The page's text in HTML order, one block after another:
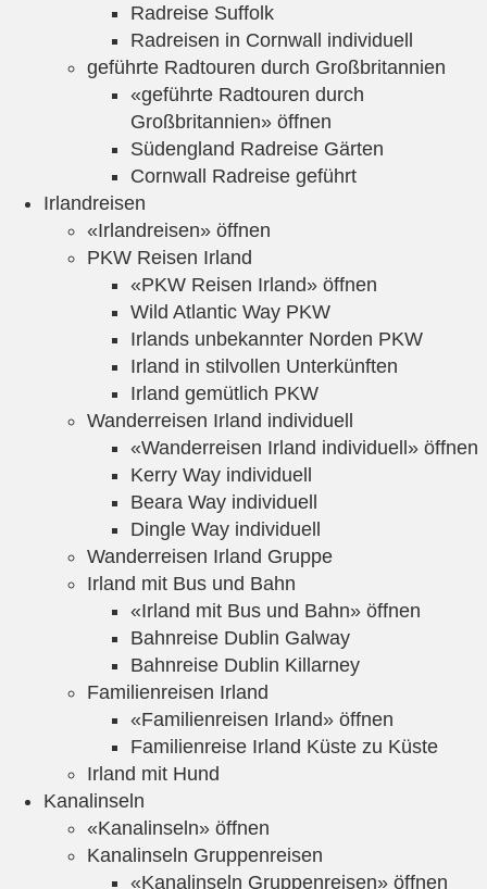
Radreise Suffolk
Radreisen in Cornwall individuell
geführte Radtouren durch Großbritannien
«geführte Radtouren durch
Großbritannien» öffnen
Südengland Radreise Gärten
Cornwall Radreise geführt
Irlandreisen
«Irlandreisen» öffnen
PKW Reisen Irland
«PKW Reisen Irland» öffnen
Wild Atlantic Way PKW
Irlands unbekannter Norden PKW
Irland in stilvollen Unterkünften
Irland gemütlich PKW
Wanderreisen Irland individuell
«Wanderreisen Irland individuell» öffnen
Kerry Way individuell
Beara Way individuell
Dingle Way individuell
Wanderreisen Irland Gruppe
Irland mit Bus und Bahn
«Irland mit Bus und Bahn» öffnen
Bahnreise Dublin Galway
Bahnreise Dublin Killarney
Familienreisen Irland
«Familienreisen Irland» öffnen
Familienreise Irland Küste zu Küste
Irland mit Hund
Kanalinseln
«Kanalinseln» öffnen
Kanalinseln Gruppenreisen
«Kanalinseln Gruppenreisen» öffnen